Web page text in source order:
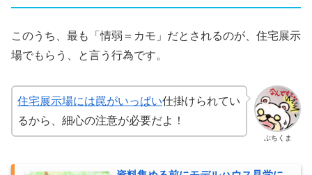
このうち、最も「情弱＝カモ」だとされるのが、住宅展示
場でもらう、と言う行為です。
ぶちくま
住宅展示場には罠がいっぱい仕掛けられてい
るから、細心の注意が必要だよ！